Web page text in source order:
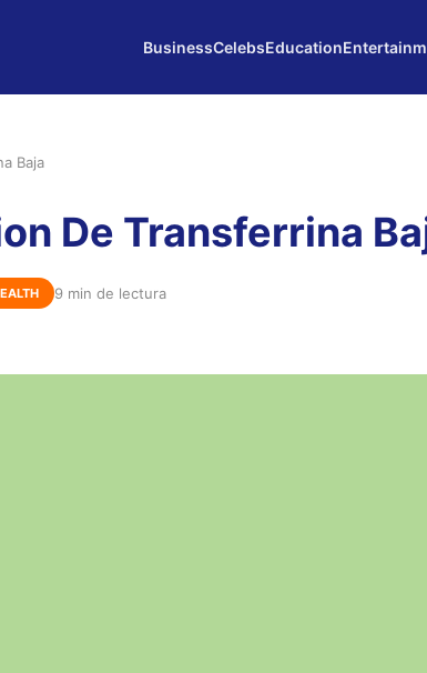
BusinessCelebsEducation
Baja
De Transferrina
9 min de lectura